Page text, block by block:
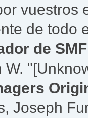
vuestros
de todo
de SMF
W.
Joseph